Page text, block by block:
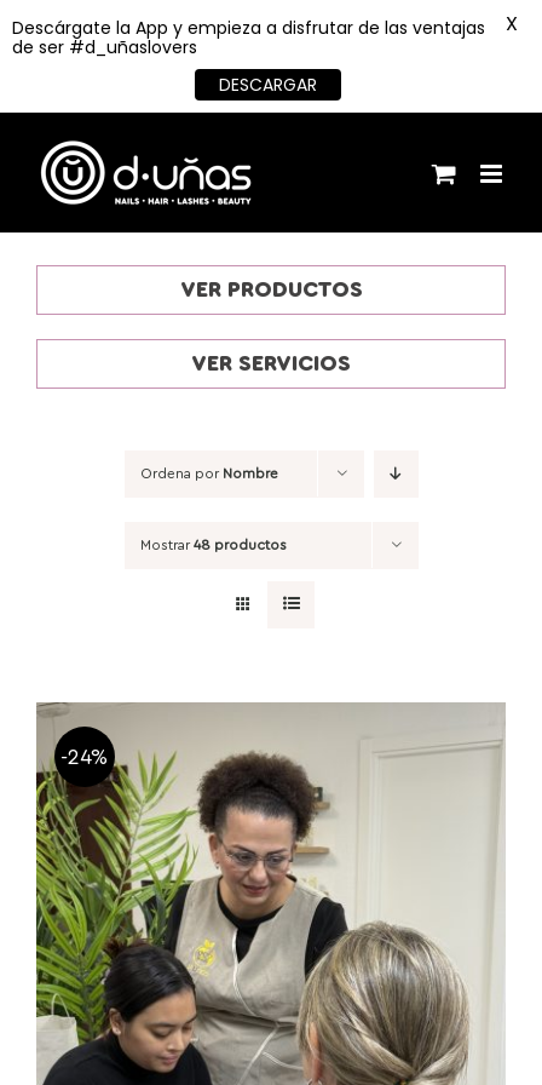
contenido
VER PRODUCTOS
VER SERVICIOS
Ordena por Nombre
Mostrar48 productos
-24%
Descárgate la App y empieza a disfrutar de las ventajas
de ser #d_uñaslovers
DESCARGAR
X